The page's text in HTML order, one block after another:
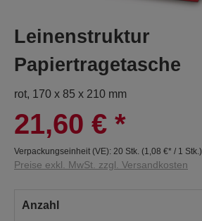
Leinenstruktur
Papiertragetasche
rot, 170 x 85 x 210 mm
21,60 € *
Verpackungseinheit (VE): 20 Stk. (1,08 €* / 1 Stk.)
Preise exkl. MwSt. zzgl. Versandkosten
Anzahl